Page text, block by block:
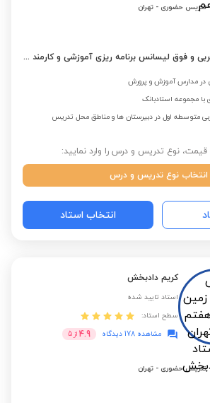
تدریس حضوری - تهران
لیسانس علوم تجربی و فوق لیسانس برنامه ریزی آموزشی و کارمند نمونه کشوری از دستگاه آموزش و پرورش در سال 1384
مجموعه استادبانک
متوسطه اول در دبیرستان ها و مناطق محل تدریس
نوع تدریس و درس را وارد نمایید:
انتخاب نوع تدریس و درس
انتخاب استاد
کریم دادبخش
استاد تایید شده
سطح استاد:
مشاهده 178 دیدگاه
4.9 از 5
تدریس حضوری - تهران